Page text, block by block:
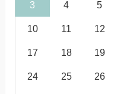
3 4 5
10 11 12
17 18 19
24 25 26